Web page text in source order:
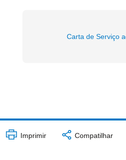
Carta de Serviço
Imprimir Compatilhar